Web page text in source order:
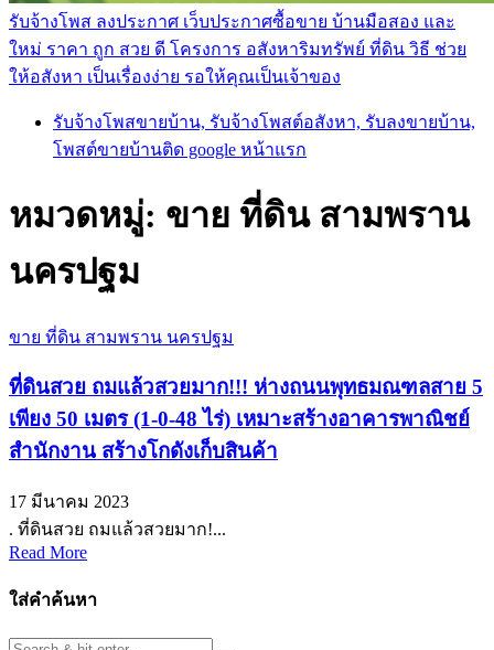
รับจ้างโพส ลงประกาศ เว็บประกาศซื้อขาย บ้านมือสอง และ
ใหม่ ราคา ถูก สวย ดี โครงการ อสังหาริมทรัพย์ ที่ดิน วิธี ช่วย
ให้อสังหา เป็นเรื่องง่าย รอให้คุณเป็นเจ้าของ
รับจ้างโพสขายบ้าน, รับจ้างโพสต์อสังหา, รับลงขายบ้าน,
โพสต์ขายบ้านติด google หน้าแรก
หมวดหมู่: ขาย ที่ดิน สามพราน
นครปฐม
ขาย ที่ดิน สามพราน นครปฐม
ที่ดินสวย ถมแล้วสวยมาก!!! ห่างถนนพุทธมณฑลสาย 5
เพียง 50 เมตร (1-0-48 ไร่) เหมาะสร้างอาคารพาณิชย์
สำนักงาน สร้างโกดังเก็บสินค้า
17 มีนาคม 2023
. ที่ดินสวย ถมแล้วสวยมาก!...
Read More
ใส่คำค้นหา